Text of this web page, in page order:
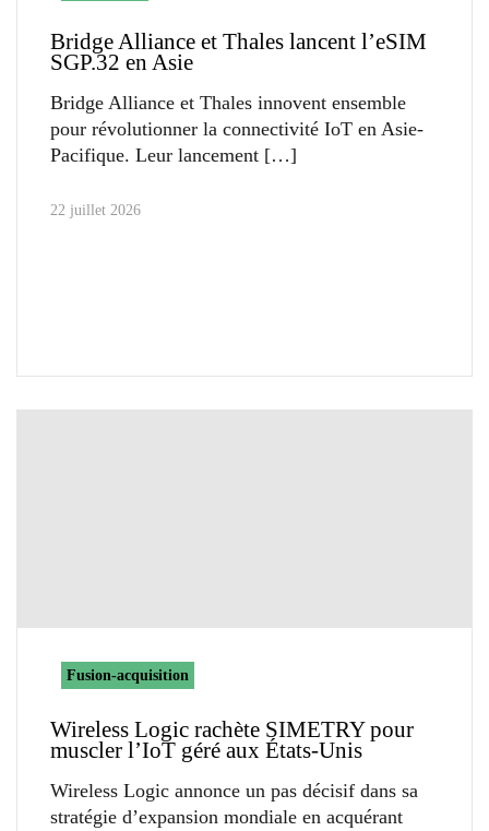
Bridge Alliance et Thales lancent l’eSIM
SGP.32 en Asie
Bridge Alliance et Thales innovent ensemble
pour révolutionner la connectivité IoT en Asie-
Pacifique. Leur lancement
22 juillet 2026
Fusion-acquisition
Wireless Logic rachète SIMETRY pour
muscler l’IoT géré aux États-Unis
Wireless Logic annonce un pas décisif dans sa
stratégie d’expansion mondiale en acquérant